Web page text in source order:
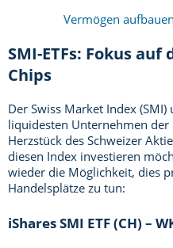
Vermögen
SMI-ETFs: Fokus auf
Chips
Der Swiss Market Index
liquidesten Unternehmen
Herzstück des Schweizer
diesen Index investieren
wieder die Möglichkeit, dies
Handelsplätze zu tun:
iShares SMI ETF (CH) –